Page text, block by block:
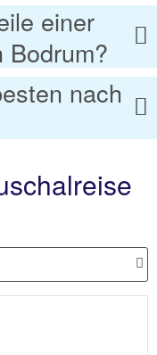
einer
Bodrum?
nach